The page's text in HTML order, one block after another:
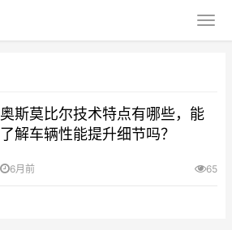
奥斯莫比尔技术特点有哪些，能
了解车辆性能提升细节吗？
6月前 65